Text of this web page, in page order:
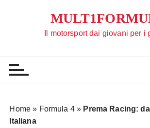
Il motorsport dai giovani per i
Home » Formula 4» Prema Racing:
Italiana